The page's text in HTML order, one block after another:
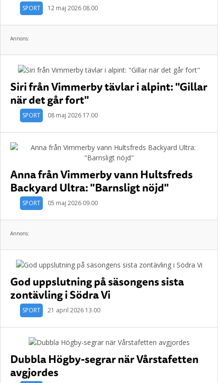
SPORT 12 maj 2026 08.00
Annons:
Siri från Vimmerby tävlar i alpint: "Gillar
när det går fort"
SPORT 08 maj 2026 17.00
Anna från Vimmerby vann Hultsfreds
Backyard Ultra: "Barnsligt nöjd"
SPORT 05 maj 2026 09.00
Annons:
God uppslutning på säsongens sista
zontävling i Södra Vi
SPORT 21 april 2026 13.00
Dubbla Högby-segrar när Vårstafetten
avgjordes